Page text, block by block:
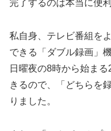
完了するのは本当に便利
私自身、テレビ番組を
できる「ダブル録画」
日曜夜の8時から始ま
きるので、「どちらを
りました。